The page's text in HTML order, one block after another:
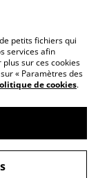
Policy
Magic
by
petits fichiers qui
services afin
sur ces cookies
« Paramètres des
de cookies.